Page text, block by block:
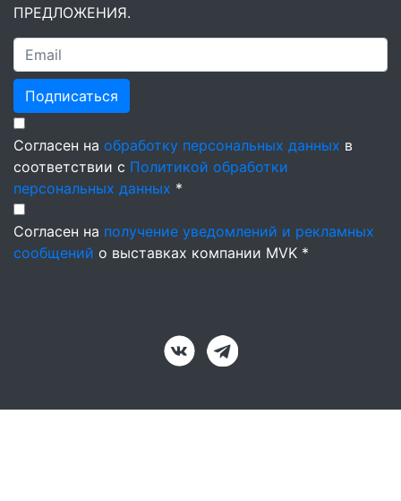
ПРЕДЛОЖЕНИЯ.
Подписаться
Согласен на обработку персональных данных в
соответствии с Политикой обработки
персональных данных *
Согласен на получение уведомлений и рекламных
сообщений о выставках компании MVK *